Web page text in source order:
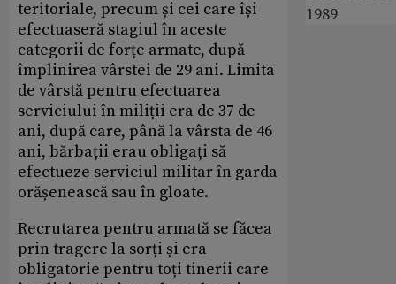
teritoriale, precum și cei care își
efectuaseră stagiul în aceste
categorii de forțe armate, după
împlinirea vârstei de 29 ani. Limita
de vârstă pentru efectuarea
serviciului în miliții era de 37 de
ani, după care, până la vârsta de 46
ani, bărbații erau obligați să
efectueze serviciul militar în garda
orășenească sau în gloate.
Recrutarea pentru armată se făcea
prin tragere la sorți și era
obligatorie pentru toți tinerii care
1989